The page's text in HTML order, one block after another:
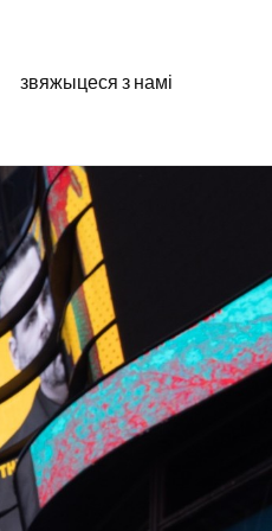
звяжыцеся з намі